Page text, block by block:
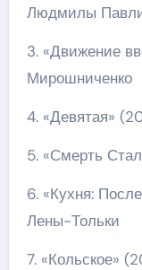
Людмилы
3. «Движение
Мирошниченко
4. «Девятая»
5. «Смерть
6. «Кухня:
Лены-Тольки
7. «Кольское»